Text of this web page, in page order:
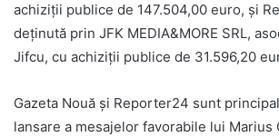
achiziții publice de 147.504,00 euro, și
deținută prin JFK MEDIA&MORE SRL,
Jifcu, cu achiziții publice de 31.596,20
Gazeta Nouă și Reporter24 sunt
lansare a mesajelor favorabile lui Marius